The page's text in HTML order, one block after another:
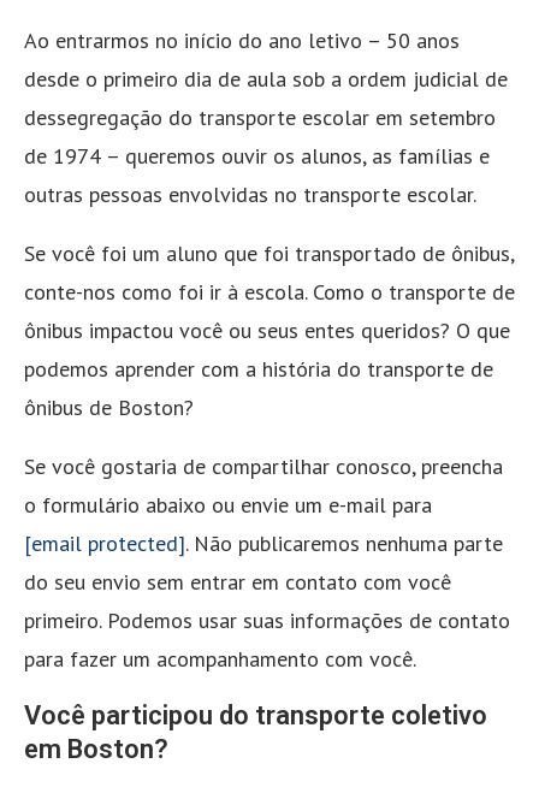
Ao entrarmos no início do ano letivo – 50 anos
desde o primeiro dia de aula sob a ordem judicial de
dessegregação do transporte escolar em setembro
de 1974 – queremos ouvir os alunos, as famílias e
outras pessoas envolvidas no transporte escolar.
Se você foi um aluno que foi transportado de ônibus,
conte-nos como foi ir à escola. Como o transporte de
ônibus impactou você ou seus entes queridos? O que
podemos aprender com a história do transporte de
ônibus de Boston?
Se você gostaria de compartilhar conosco, preencha
o formulário abaixo ou envie um e-mail para
[email protected]. Não publicaremos nenhuma parte
do seu envio sem entrar em contato com você
primeiro. Podemos usar suas informações de contato
para fazer um acompanhamento com você.
Você participou do transporte coletivo
em Boston?